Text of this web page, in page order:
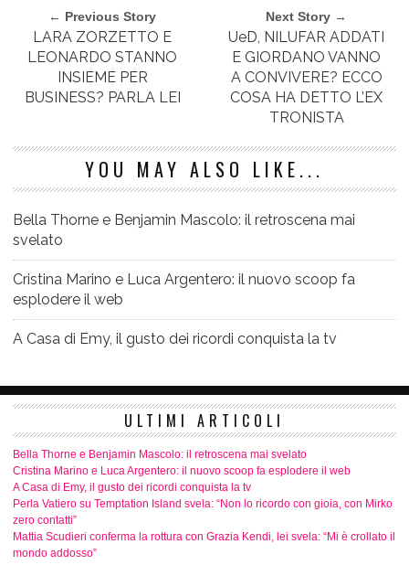
← Previous Story
LARA ZORZETTO E
LEONARDO STANNO
INSIEME PER
BUSINESS? PARLA LEI
Next Story →
UeD, NILUFAR ADDATI
E GIORDANO VANNO
A CONVIVERE? ECCO
COSA HA DETTO L’EX
TRONISTA
YOU MAY ALSO LIKE...
Bella Thorne e Benjamin Mascolo: il retroscena mai
svelato
Cristina Marino e Luca Argentero: il nuovo scoop fa
esplodere il web
A Casa di Emy, il gusto dei ricordi conquista la tv
ULTIMI ARTICOLI
Bella Thorne e Benjamin Mascolo: il retroscena mai svelato
Cristina Marino e Luca Argentero: il nuovo scoop fa esplodere il web
A Casa di Emy, il gusto dei ricordi conquista la tv
Perla Vatiero su Temptation Island svela: “Non lo ricordo con gioia, con Mirko
zero contatti”
Mattia Scudieri conferma la rottura con Grazia Kendi, lei svela: “Mi è crollato il
mondo addosso”